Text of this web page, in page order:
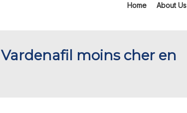
Home About Us
moins cher en